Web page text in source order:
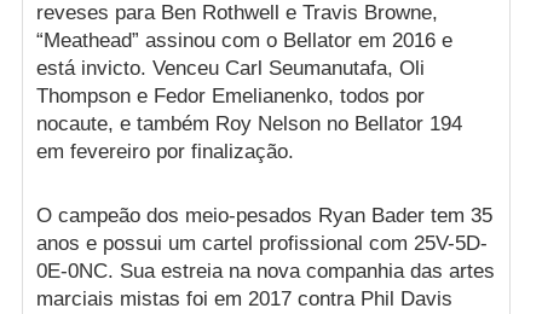
reveses para Ben Rothwell e Travis Browne,
“Meathead” assinou com o Bellator em 2016 e
está invicto. Venceu Carl Seumanutafa, Oli
Thompson e Fedor Emelianenko, todos por
nocaute, e também Roy Nelson no Bellator 194
em fevereiro por finalização.
O campeão dos meio-pesados Ryan Bader tem 35
anos e possui um cartel profissional com 25V-5D-
0E-0NC. Sua estreia na nova companhia das artes
marciais mistas foi em 2017 contra Phil Davis